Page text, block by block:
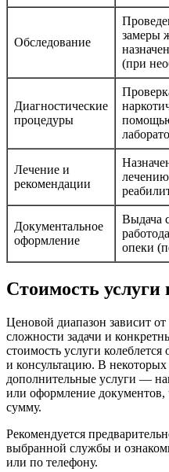
Обследование
замеры
(при
Диагностические
процедуры
Лечение и
рекомендации
Документальное
оформление
Выдача
опеки
Стоимость услуги
Ценовой диапазон зависит
сложности задачи и
стоимость услуги
и консультацию. В
дополнительные услуги —
или оформление
сумму.
Рекомендуется
выбранной службы и
или по телефону.